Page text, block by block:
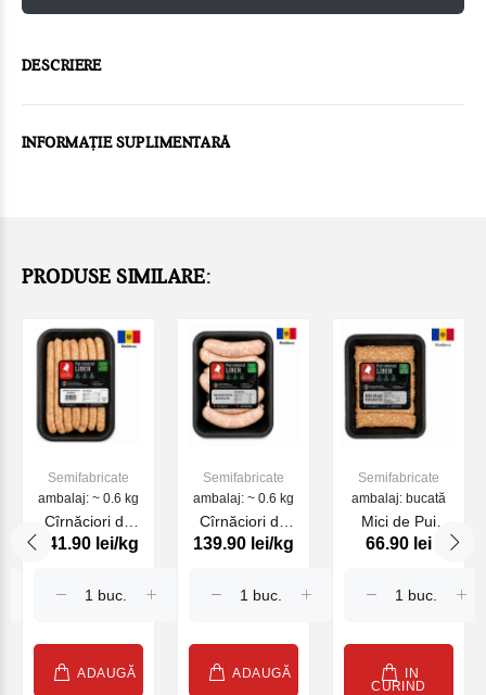
DESCRIERE
INFORMAȚIE SUPLIMENTARĂ
PRODUSE SIMILARE:
Semifabricate
ambalaj: ~ 0.6 kg
Cîrnăciori de
Pui Bambino
141.90 lei/kg
ADAUGĂ
Semifabricate
ambalaj: ~ 0.6 kg
Cîrnăciori de
Pui Bucovina
139.90 lei/kg
ADAUGĂ
Semifabricate
ambalaj: bucată
Mici de Pui
Fabulos GS
66.90 lei
IN
CURIND